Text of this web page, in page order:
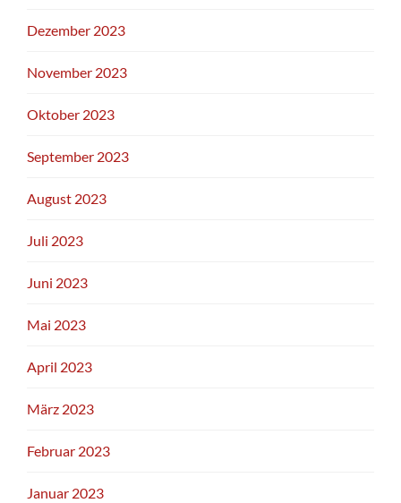
Dezember 2023
November 2023
Oktober 2023
September 2023
August 2023
Juli 2023
Juni 2023
Mai 2023
April 2023
März 2023
Februar 2023
Januar 2023